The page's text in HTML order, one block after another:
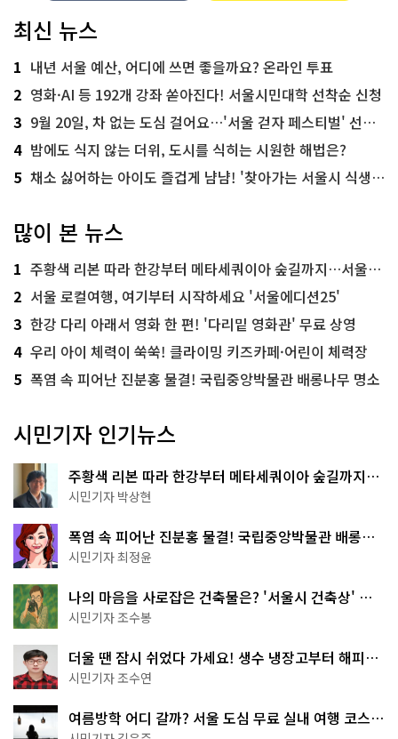
최신 뉴스
1 내년 서울 예산, 어디에 쓰면 좋을까요? 온라인 투표
2 영화·AI 등 192개 강좌 쏟아진다! 서울시민대학 선착순 신청
3 9월 20일, 차 없는 도심 걸어요…'서울 걷자 페스티벌' 선착순 5천명
4 밤에도 식지 않는 더위, 도시를 식히는 시원한 해법은?
5 채소 싫어하는 아이도 즐겁게 냠냠! '찾아가는 서울시 식생활 교육' 현장
많이 본 뉴스
1 주황색 리본 따라 한강부터 메타세쿼이아 숲길까지…서울둘레길 15코스
2 서울 로컬여행, 여기부터 시작하세요 '서울에디션25'
3 한강 다리 아래서 영화 한 편! '다리밑 영화관' 무료 상영
4 우리 아이 체력이 쑥쑥! 클라이밍 키즈카페·어린이 체력장
5 폭염 속 피어난 진분홍 물결! 국립중앙박물관 배롱나무 명소
시민기자 인기뉴스
주황색 리본 따라 한강부터 메타세쿼이아 숲길까지…
서울둘레길 15코스
시민기자 박상현
폭염 속 피어난 진분홍 물결! 국립중앙박물관 배롱나
무 명소
시민기자 최정윤
나의 마음을 사로잡은 건축물은? '서울시 건축상' 수
상작 공개!
시민기자 조수봉
더울 땐 잠시 쉬었다 가세요! 생수 냉장고부터 해피소
·무더위쉼터까지
시민기자 조수연
여름방학 어디 갈까? 서울 도심 무료 실내 여행 코스